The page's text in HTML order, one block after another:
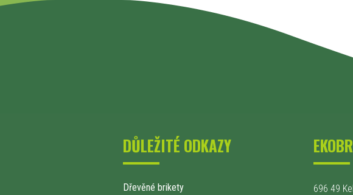
DŮLEŽITÉ ODKAZY
Dřevěné brikety 696 49